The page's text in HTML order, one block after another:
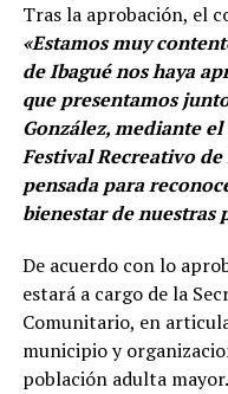
Tras la aprobación, el
«Estamos muy
de Ibagué nos haya
que presentamos
González, mediante
Festival Recreativo
pensada para
bienestar de nuestras
De acuerdo con lo
estará a cargo de la
Comunitario, en
municipio y
población adulta mayor.